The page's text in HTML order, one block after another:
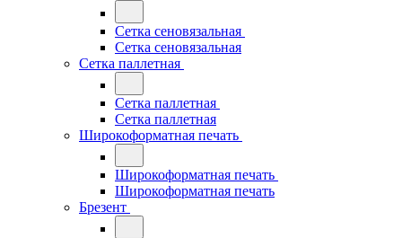
Сетка сеновязальная
Сетка сеновязальная
Сетка паллетная
Сетка паллетная
Сетка паллетная
Широкоформатная печать
Широкоформатная печать
Широкоформатная печать
Брезент